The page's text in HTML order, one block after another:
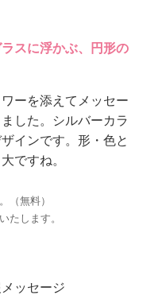
スに浮かぶ、円形の
ーを添えてメッセー
した。シルバーカラ
インです。形・色と
ですね。
（無料）
たします。
ッセージ